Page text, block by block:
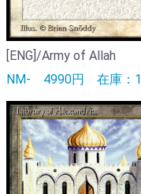
[ENG]/Army of Allah
NM- 4990円 在庫：1